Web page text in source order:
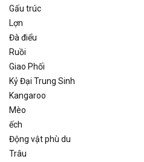
Gấu trúc
Lợn
Đà điểu
Ruồi
Giao Phối
Kỷ Đại Trung Sinh
Kangaroo
Mèo
ếch
Động vật phù du
Trâu